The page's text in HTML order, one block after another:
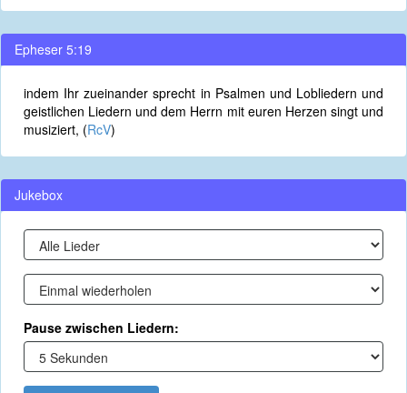
Epheser 5:19
indem Ihr zueinander sprecht in Psalmen und Lobliedern und
geistlichen Liedern und dem Herrn mit euren Herzen singt und
musiziert, (RcV)
Jukebox
Pause zwischen Liedern: